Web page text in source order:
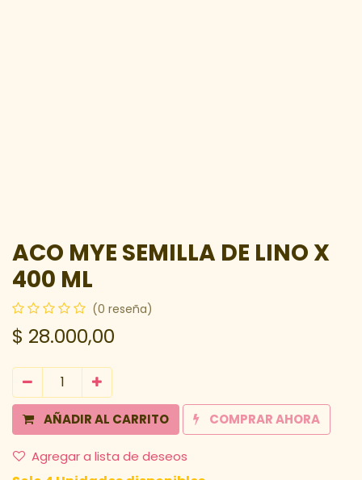
ACO MYE SEMILLA DE LINO X
400 ML
(0 reseña)
$ 28.000,00
AÑADIR AL CARRITO COMPRAR AHORA
Agregar a lista de deseos